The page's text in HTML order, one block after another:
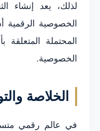
لذلك، يعد إنشاء
الخصوصية الرقمية
المحتملة المتعلقة
الخصوصية.
الخلاصة
في عالم رقمي